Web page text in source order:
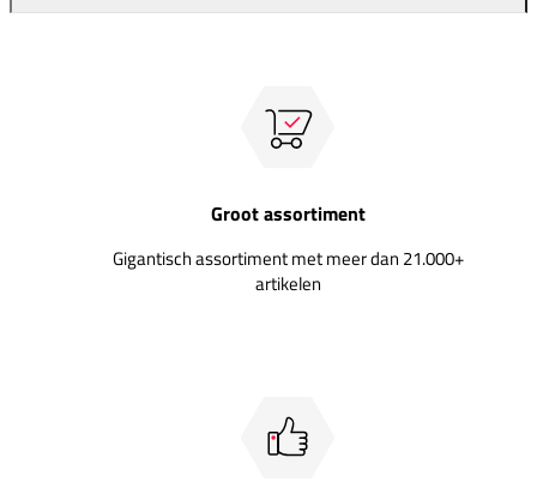
Groot assortiment
Gigantisch assortiment met meer dan 21.000+
artikelen